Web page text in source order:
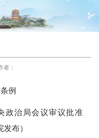
：
例
治局会议审议批准
布）